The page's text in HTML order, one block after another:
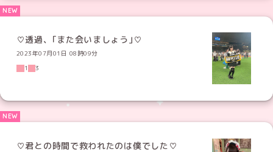
♡透過、｢また会いましょう｣♡
2023年07月01日 08時09分
1
3
♡君との時間で救われたのは僕でした♡